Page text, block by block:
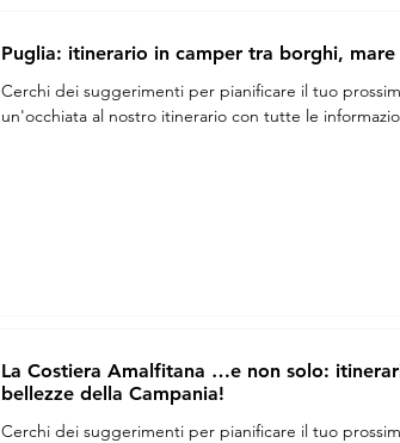
Puglia: itinerario in camper tra borghi, mare
Cerchi dei suggerimenti per pianificare il tuo
un'occhiata al nostro itinerario con tutte le
La Costiera Amalfitana …e non solo:
bellezze della Campania!
Cerchi dei suggerimenti per pianificare il tuo